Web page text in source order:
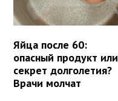
Яйца после 60:
опасный продукт или
секрет долголетия?
Врачи молчат